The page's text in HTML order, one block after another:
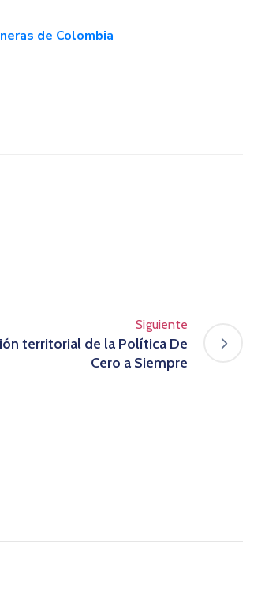
de Colombia
Siguiente
territorial de la Política De
Cero a Siempre